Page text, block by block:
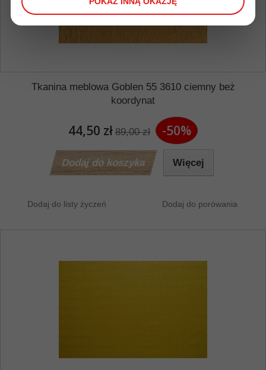
Tkanina meblowa Goblen 55 3610 ciemny beż
koordynat
44,50 zł 89,00 zł -50%
Dodaj do koszyka Więcej
Dodaj do listy życzeń Dodaj do porówania